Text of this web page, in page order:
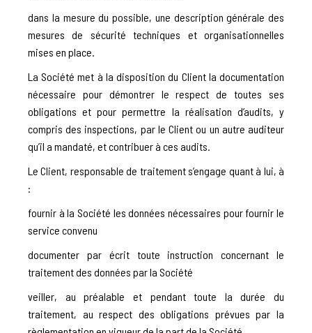
dans la mesure du possible, une description générale des
mesures de sécurité techniques et organisationnelles
mises en place.
La Société met à la disposition du Client la documentation
nécessaire pour démontrer le respect de toutes ses
obligations et pour permettre la réalisation d’audits, y
compris des inspections, par le Client ou un autre auditeur
qu’il a mandaté, et contribuer à ces audits.
Le Client, responsable de traitement s’engage quant à lui, à
:
fournir à la Société les données nécessaires pour fournir le
service convenu
documenter par écrit toute instruction concernant le
traitement des données par la Société
veiller, au préalable et pendant toute la durée du
traitement, au respect des obligations prévues par la